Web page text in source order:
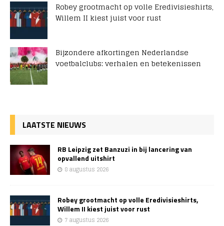
Robey grootmacht op volle Eredivisieshirts,
Willem II kiest juist voor rust
Bijzondere afkortingen Nederlandse
voetbalclubs: verhalen en betekenissen
LAATSTE NIEUWS
RB Leipzig zet Banzuzi in bij lancering van
opvallend uitshirt
8 augustus 2026
Robey grootmacht op volle Eredivisieshirts,
Willem II kiest juist voor rust
7 augustus 2026